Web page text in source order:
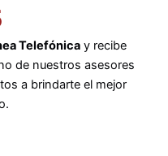
Telefónicay recibe
de nuestros asesores
a brindarte el mejor